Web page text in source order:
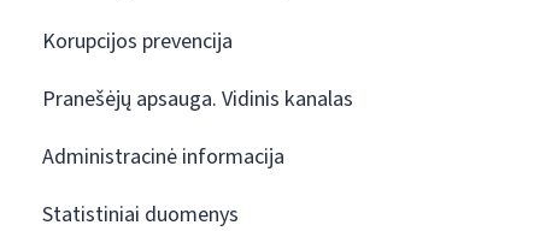
Korupcijos prevencija
Pranešėjų apsauga. Vidinis kanalas
Administracinė informacija
Statistiniai duomenys